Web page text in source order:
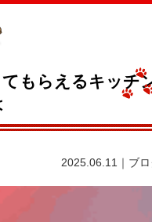
もらえるキッチ
2025.06.11｜ブ